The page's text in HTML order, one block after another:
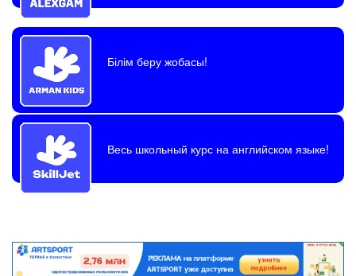
Білім беру жобасы!
Весь школьный курс на английском языке!